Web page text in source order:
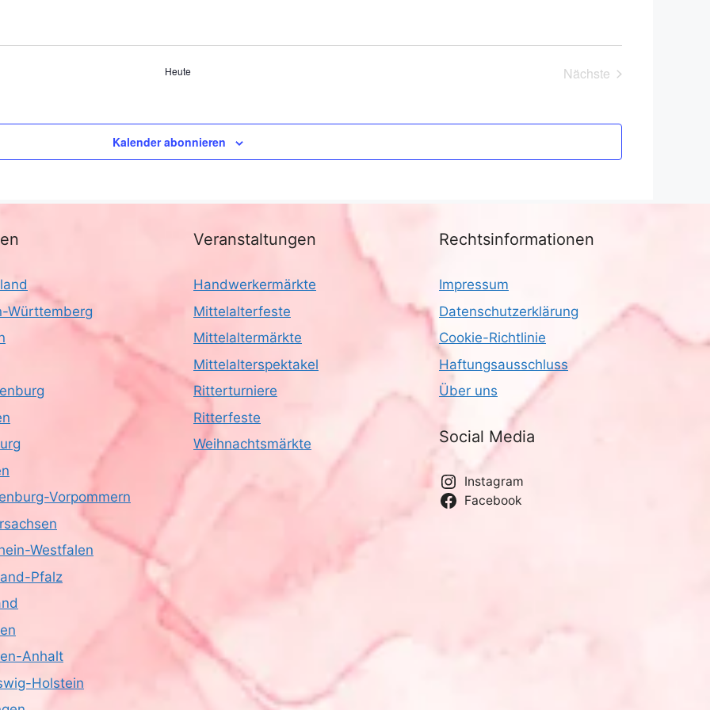
Heute
Nächste
Kalender abonnieren
Württemberg
Vorpommern
Westfalen
Pfalz
Anhalt
Holstein
Veranstaltungen
Handwerkermärkte
Mittelalterfeste
Mittelaltermärkte
Mittelalterspektakel
Ritterturniere
Ritterfeste
Weihnachtsmärkte
Rechtsinformationen
Impressum
Datenschutzerklärung
Cookie-Richtlinie
Haftungsausschluss
Über uns
Social Media
Instagram
Facebook